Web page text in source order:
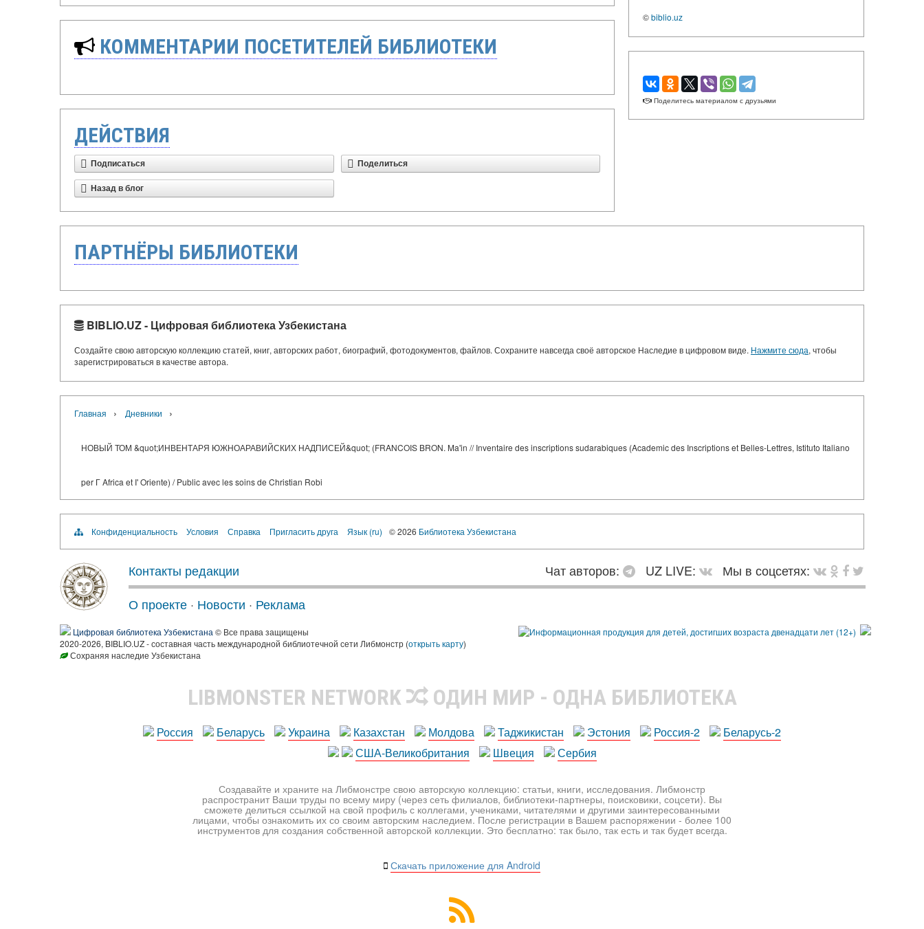
КОММЕНТАРИИ ПОСЕТИТЕЛЕЙ БИБЛИОТЕКИ
ДЕЙСТВИЯ
Подписаться Поделиться
Назад в блог
©biblio.uz
Поделитесь материалом с друзьями
ПАРТНЁРЫ БИБЛИОТЕКИ
BIBLIO.UZ - Цифровая библиотека Узбекистана
Создайте свою авторскую коллекцию статей, книг, авторских работ, биографий, фотодокументов, файлов. Сохраните навсегда своё авторское Наследие в цифровом виде. Нажмите сюда, чтобы
зарегистрироваться в качестве автора.
Главная › Дневники ›
НОВЫЙ ТОМ &quot;ИНВЕНТАРЯ ЮЖНОАРАВИЙСКИХ НАДПИСЕЙ&quot; (FRANCOIS BRON. Ma'in // Inventaire des inscriptions sudarabiques (Academic des Inscriptions et Belles-Lettres, Istituto Italiano
per Г Africa et I' Oriente) / Public avec les soins de Christian Robi
Конфиденциальность Условия Справка Пригласить друга Язык (ru) © 2026 Библиотека Узбекистана
Контакты редакции Чат авторов: UZ LIVE:
Мы в соцсетях:
О проекте · Новости · Реклама
Цифровая библиотека Узбекистана © Все права защищены
2020-2026, BIBLIO.UZ - составная часть международной библиотечной сети Либмонстр (открыть карту)
Сохраняя наследие Узбекистана
LIBMONSTER NETWORK ОДИН МИР - ОДНА БИБЛИОТЕКА
Россия Беларусь Украина Казахстан Молдова Таджикистан Эстония Россия-2
Беларусь-2
США-Великобритания
Швеция Сербия
Создавайте и храните на Либмонстре свою авторскую коллекцию: статьи, книги, исследования. Либмонстр
распространит Ваши труды по всему миру (через сеть филиалов, библиотеки-партнеры, поисковики, соцсети). Вы
сможете делиться ссылкой на свой профиль с коллегами, учениками, читателями и другими заинтересованными
лицами, чтобы ознакомить их со своим авторским наследием. После регистрации в Вашем распоряжении - более 100
инструментов для создания собственной авторской коллекции. Это бесплатно: так было, так есть и так будет всегда.
Скачать приложение для Android